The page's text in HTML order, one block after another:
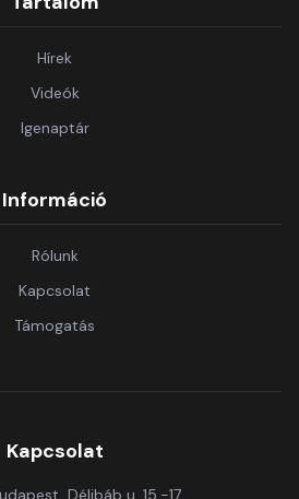
Hírek
Videók
Igenaptár
Információ
Rólunk
Kapcsolat
Támogatás
Kapcsolat
Délibáb u. 15.-17.